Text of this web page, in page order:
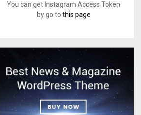
You can get Instagram Access Token
by go to this page